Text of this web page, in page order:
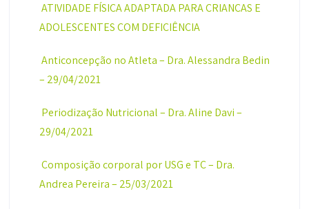
ATIVIDADE FÍSICA ADAPTADA PARA CRIANÇAS E
ADOLESCENTES COM DEFICIÊNCIA
Anticoncepção no Atleta – Dra. Alessandra Bedin
– 29/04/2021
Periodização Nutricional – Dra. Aline Davi –
29/04/2021
Composição corporal por USG e TC – Dra.
Andrea Pereira – 25/03/2021